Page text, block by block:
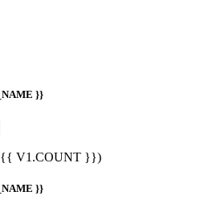
}}
V1.COUNT }})
}}